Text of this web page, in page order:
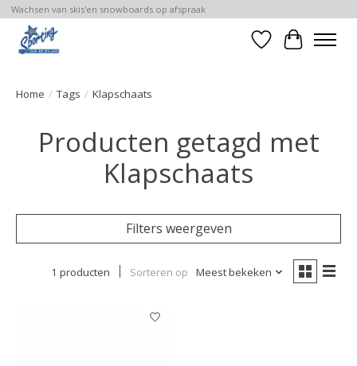
Wachsen van skis'en snowboards op afspraak
Verlanglijst
Home / Tags / Klapschaats
Producten getagd met
Klapschaats
Filters weergeven
1 producten Sorteren op Meest bekeken